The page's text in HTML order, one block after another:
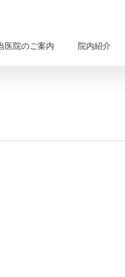
医院のご案内 院内紹介